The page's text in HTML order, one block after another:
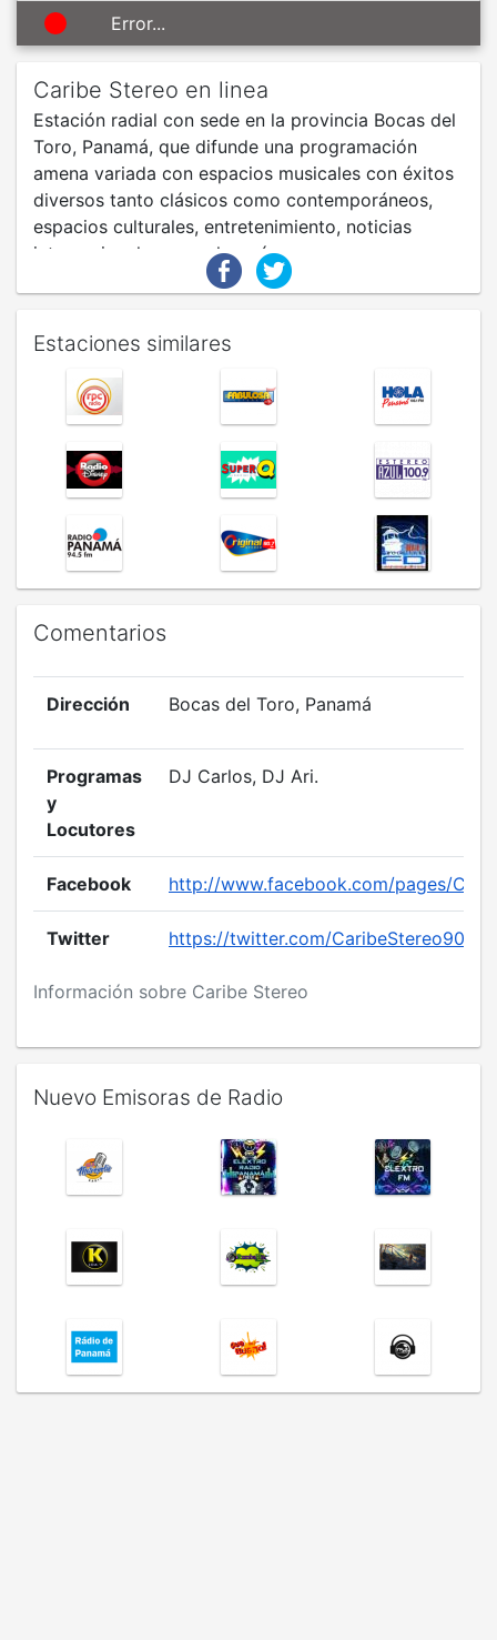
Error...
Caribe Stereo en linea
Estación radial con sede en la provincia Bocas del
Toro, Panamá, que difunde una programación
amena variada con espacios musicales con éxitos
diversos tanto clásicos como contemporáneos,
espacios culturales, entretenimiento, noticias
internacionales y mucho más.
Estaciones similares
Comentarios
Información sobre Caribe Stereo
Dirección Bocas del Toro, Panamá
Programas
y
Locutores
DJ Carlos, DJ Ari.
Facebook http://www.facebook.com/pages/
Twitter https://twitter.com/CaribeStereo901
Nuevo Emisoras de Radio